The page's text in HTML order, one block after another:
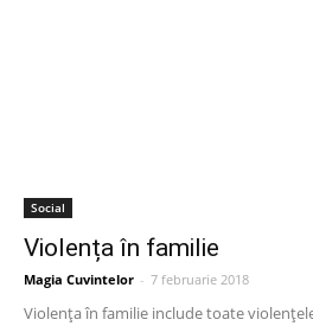
Social
Violența în familie
Magia Cuvintelor - 7 februarie 2018
Violența în familie include toate